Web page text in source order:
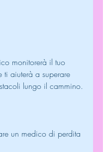
ti aiuterà a superare
lungo il cammino.
un medico di perdita